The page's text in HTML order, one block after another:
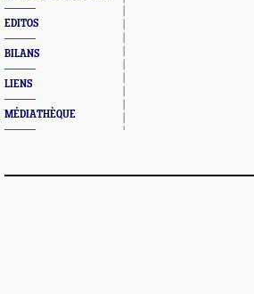
EDITOS
BILANS
LIENS
MÉDIATHÈQUE